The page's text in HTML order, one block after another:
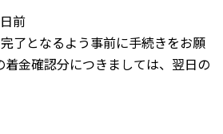
前
了となるよう事前に手続きをお願
着金確認分につきましては、翌日の